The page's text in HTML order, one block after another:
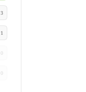
3
1
0
0